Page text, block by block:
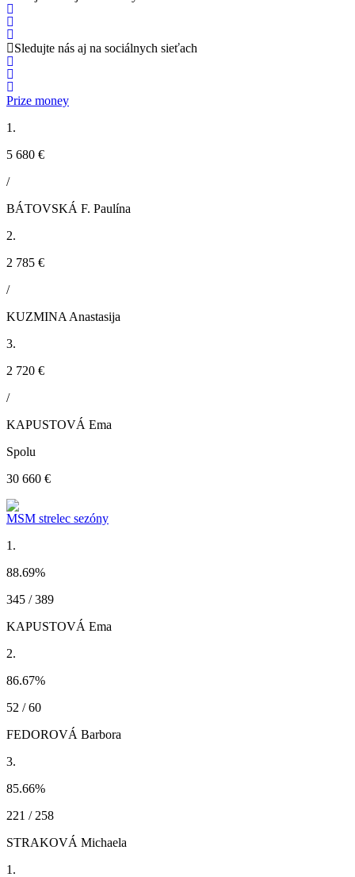
Sledujte nás aj na sociálnych sieťach
Prize money
1.
5 680 €
/
BÁTOVSKÁ F. Paulína
2.
2 785 €
/
KUZMINA Anastasija
3.
2 720 €
/
KAPUSTOVÁ Ema
Spolu
30 660 €
MSM strelec sezóny
1.
88.69%
345 / 389
KAPUSTOVÁ Ema
2.
86.67%
52 / 60
FEDOROVÁ Barbora
3.
85.66%
221 / 258
STRAKOVÁ Michaela
1.